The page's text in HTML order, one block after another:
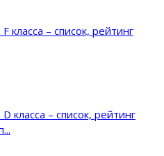
класса – список, рейтинг
класса – список, рейтинг